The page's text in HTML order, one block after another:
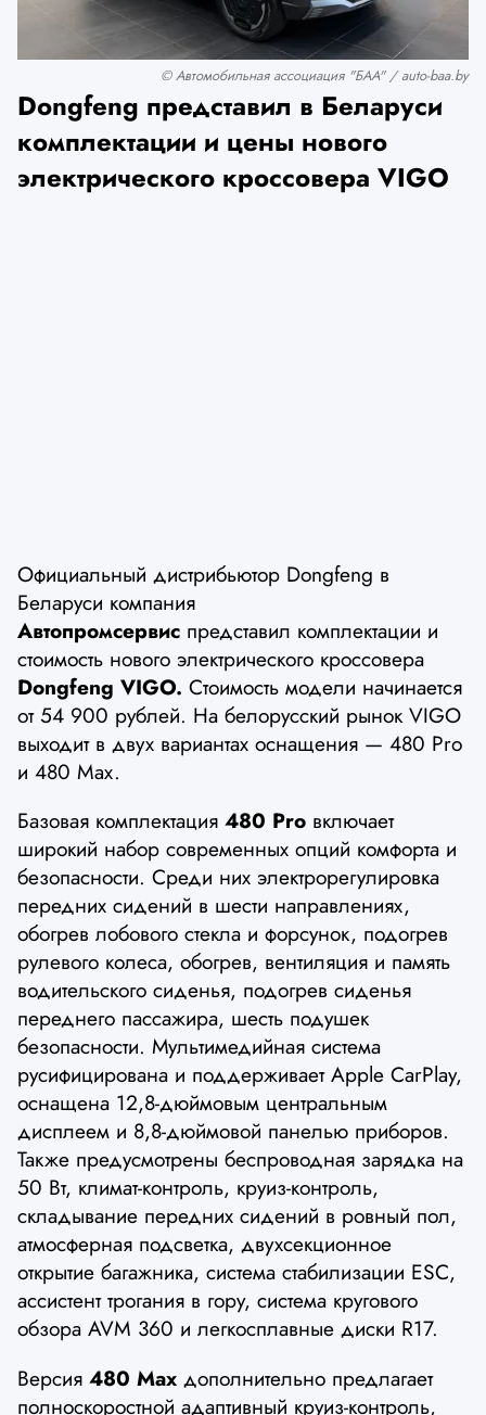
© Автомобильная ассоциация "БАА" / auto-baa.by
Dongfeng представил в Беларуси
комплектации и цены нового
электрического кроссовера VIGO
Официальный дистрибьютор Dongfeng в
Беларуси компания
Автопромсервис представил комплектации и
стоимость нового электрического кроссовера
Dongfeng VIGO. Стоимость модели начинается
от 54 900 рублей. На белорусский рынок VIGO
выходит в двух вариантах оснащения — 480 Pro
и 480 Max.
Базовая комплектация 480 Pro включает
широкий набор современных опций комфорта и
безопасности. Среди них электрорегулировка
передних сидений в шести направлениях,
обогрев лобового стекла и форсунок, подогрев
рулевого колеса, обогрев, вентиляция и память
водительского сиденья, подогрев сиденья
переднего пассажира, шесть подушек
безопасности. Мультимедийная система
русифицирована и поддерживает Apple CarPlay,
оснащена 12,8-дюймовым центральным
дисплеем и 8,8-дюймовой панелью приборов.
Также предусмотрены беспроводная зарядка на
50 Вт, климат-контроль, круиз-контроль,
складывание передних сидений в ровный пол,
атмосферная подсветка, двухсекционное
открытие багажника, система стабилизации ESC,
ассистент трогания в гору, система кругового
обзора AVM 360 и легкосплавные диски R17.
Версия 480 Max дополнительно предлагает
полноскоростной адаптивный круиз-контроль,